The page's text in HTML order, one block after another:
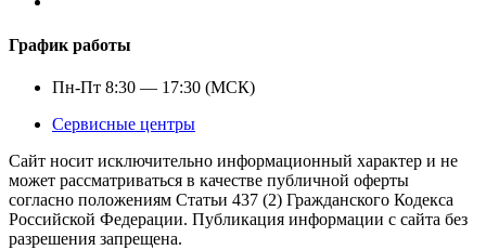
График работы
Пн-Пт 8:30 — 17:30 (МСК)
Сервисные центры
Сайт носит исключительно информационный характер и не
может рассматриваться в качестве публичной оферты
согласно положениям Статьи 437 (2) Гражданского Кодекса
Российской Федерации. Публикация информации с сайта без
разрешения запрещена.